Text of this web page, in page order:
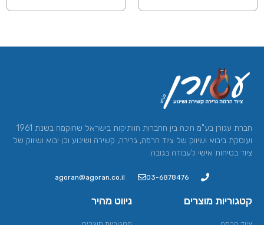
חברת עגורן בע"מ הינה בין החברות הוותיקות בישראל שהוקמה בשנת 1961
ועוסקת ביבוא ושיווק של ציוד הרמה, גרירה, קשירה ושינוע וכן יבוא ושיווק של
ציוד בטיחות אישי לעבודה בגובה.
03-6878476
agoran@agoran.co.il
קטגוריות מוצרים ניווט מהיר